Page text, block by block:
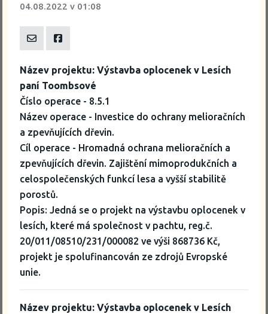
04.08.2022 v 01:08
Název projektu: Výstavba oplocenek v Lesích
paní Toombsové
Číslo operace - 8.5.1
Název operace - Investice do ochrany melioračních
a zpevňujících dřevin.
Cíl operace - Hromadná ochrana melioračních a
zpevňujících dřevin. Zajištění mimoprodukčních a
celospolečenských funkcí lesa a vyšší stabilitě
porostů.
Popis: Jedná se o projekt na výstavbu oplocenek v
lesích, které má společnost v pachtu, reg.č.
20/011/08510/231/000082 ve výši 868736 Kč,
projekt je spolufinancován ze zdrojů Evropské
unie.
Název projektu: Výstavba oplocenek v Lesích